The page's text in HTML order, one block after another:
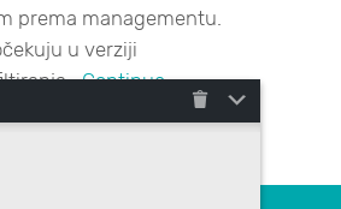
prema managementu.
u verziji
Continue